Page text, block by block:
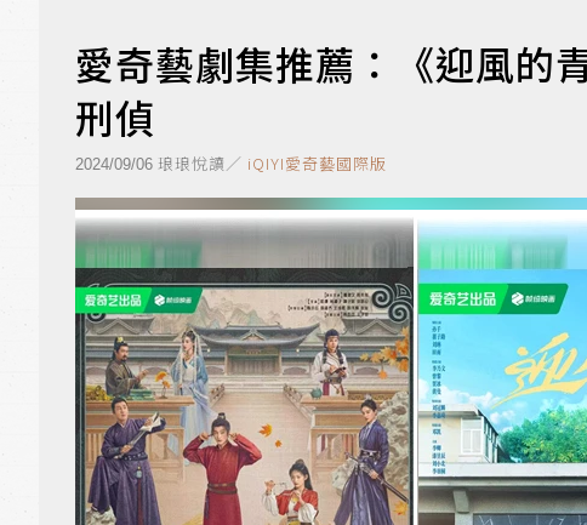
愛奇藝劇集推薦：《迎風的
刑偵
2024/09/06 琅琅悅讀／ iQIYI愛奇藝國際版